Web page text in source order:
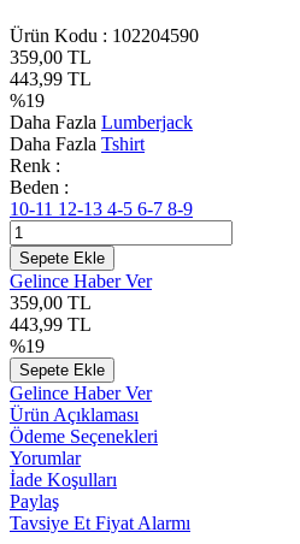
Ürün Kodu : 102204590
359,00 TL
443,99 TL
%19
Daha Fazla Lumberjack
Daha Fazla Tshirt
Renk :
Beden :
10-11 12-13 4-5 6-7 8-9
Sepete Ekle
Gelince Haber Ver
359,00 TL
443,99 TL
%19
Sepete Ekle
Gelince Haber Ver
Ürün Açıklaması
Ödeme Seçenekleri
Yorumlar
İade Koşulları
Paylaş
Tavsiye Et Fiyat Alarmı